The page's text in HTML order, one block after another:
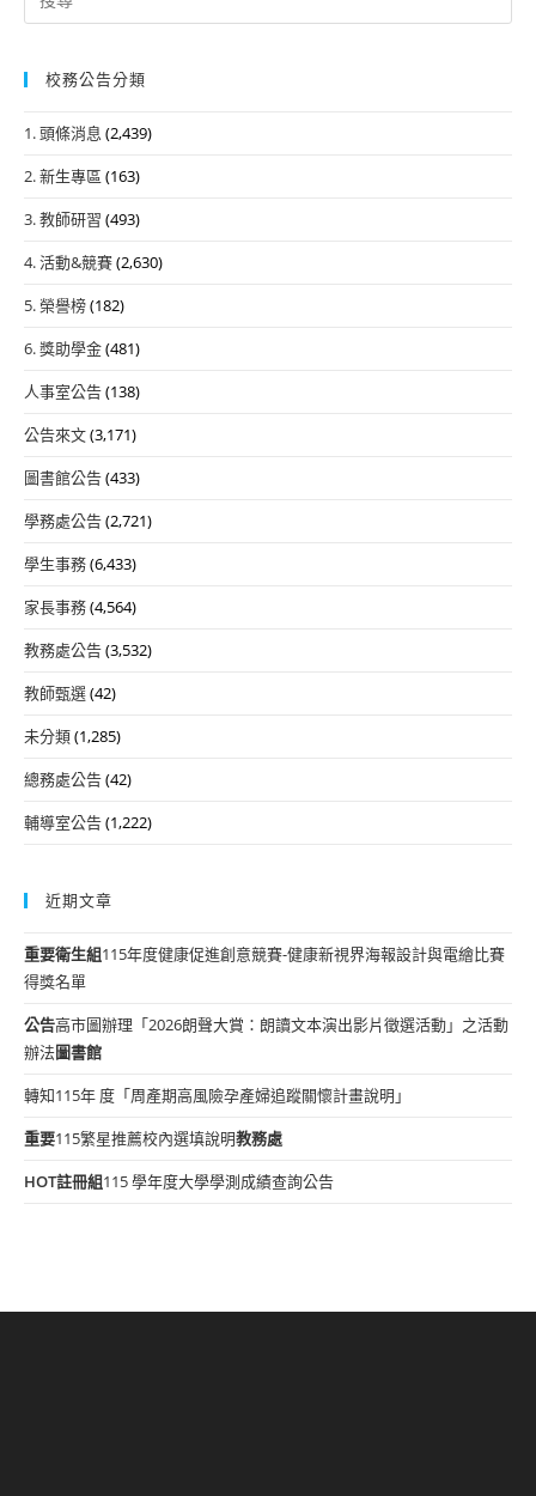
for:
校務公告分類
1. 頭條消息 (2,439)
2. 新生專區 (163)
3. 教師研習 (493)
4. 活動&競賽(2,630)
5. 榮譽榜(182)
6. 獎助學金(481)
人事室公告(138)
公告來文(3,171)
圖書館公告(433)
學務處公告(2,721)
學生事務(6,433)
家長事務(4,564)
教務處公告(3,532)
教師甄選(42)
未分類(1,285)
總務處公告(42)
輔導室公告(1,222)
近期文章
重要衛生組115年度健康促進創意競賽-健康新視界海報設計與電繪比賽
得獎名單
公告高市圖辦理「2026朗聲大賞：朗讀文本演出影片徵選活動」之活動
辦法圖書館
轉知115年 度「周產期高風險孕產婦追蹤關懷計畫說明」
重要115繁星推薦校內選填說明教務處
HOT註冊組115 學年度大學學測成績查詢公告